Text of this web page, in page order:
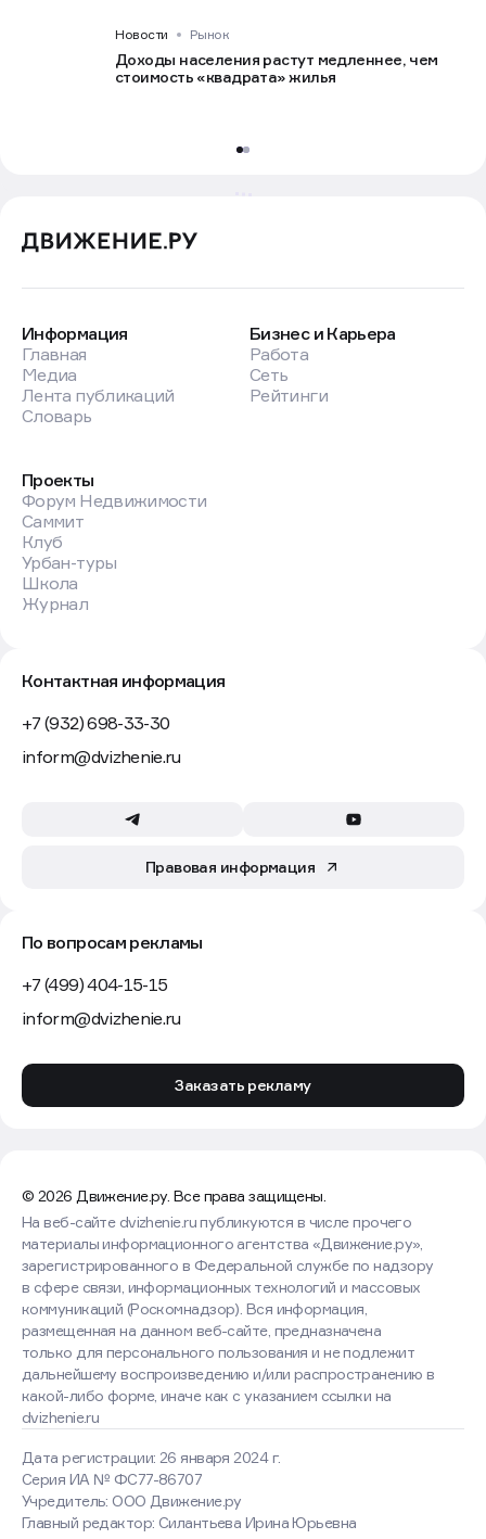
Новости Рынок
Доходы населения растут медленнее, чем
стоимость «квадрата» жилья
Информация
Главная
Медиа
Лента публикаций
Словарь
Бизнес и Карьера
Работа
Сеть
Рейтинги
Проекты
Форум Недвижимости
Саммит
Клуб
Урбан-туры
Школа
Журнал
Контактная информация
+7 (932) 698-33-30
inform@dvizhenie.ru
Правовая информация
По вопросам рекламы
+7 (499) 404-15-15
inform@dvizhenie.ru
Заказать рекламу
© 2026 Движение.ру. Все права защищены.
Дата регистрации: 26 января 2024 г.
Серия ИА № ФС77-86707
Учредитель: ООО Движение.ру
Главный редактор: Силантьева Ирина Юрьевна
На веб-сайте dvizhenie.ru публикуются в числе прочего
материалы информационного агентства «Движение.ру»,
зарегистрированного в Федеральной службе по надзору
в сфере связи, информационных технологий и массовых
коммуникаций (Роскомнадзор). Вся информация,
размещенная на данном веб-сайте, предназначена
только для персонального пользования и не подлежит
дальнейшему воспроизведению и/или распространению в
какой-либо форме, иначе как с указанием ссылки на
dvizhenie.ru